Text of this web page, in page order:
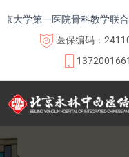
第一医院骨科教学联合体理
医保编码：